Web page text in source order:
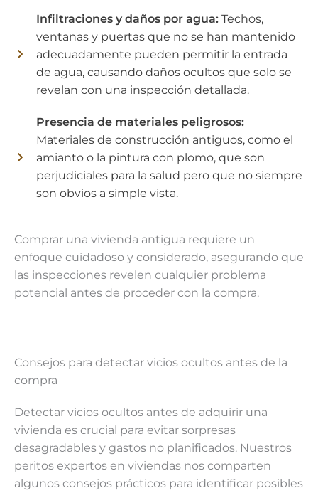
Infiltraciones y daños por agua: Techos,
ventanas y puertas que no se han mantenido
adecuadamente pueden permitir la entrada
de agua, causando daños ocultos que solo se
revelan con una inspección detallada.
Presencia de materiales peligrosos:
Materiales de construcción antiguos, como el
amianto o la pintura con plomo, que son
perjudiciales para la salud pero que no siempre
son obvios a simple vista.
Comprar una vivienda antigua requiere un
enfoque cuidadoso y considerado, asegurando que
las inspecciones revelen cualquier problema
potencial antes de proceder con la compra.
Consejos para detectar vicios ocultos antes de la
compra
Detectar vicios ocultos antes de adquirir una
vivienda es crucial para evitar sorpresas
desagradables y gastos no planificados. Nuestros
peritos expertos en viviendas nos comparten
algunos consejos prácticos para identificar posibles